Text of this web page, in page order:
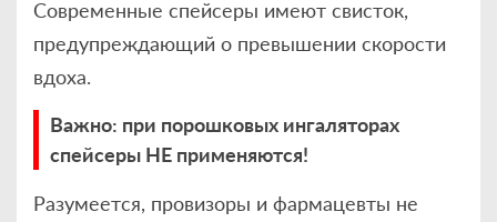
Современные спейсеры имеют свисток,
предупреждающий о превышении скорости
вдоха.
Важно: при порошковых ингаляторах
спейсеры НЕ применяются!
Разумеется, провизоры и фармацевты не